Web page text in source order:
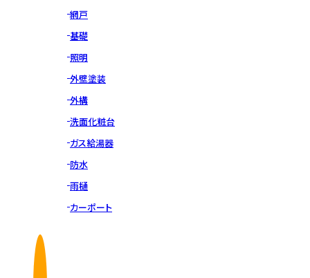
網戸
基礎
照明
外壁塗装
外構
洗面化粧台
ガス給湯器
防水
雨樋
カーポート